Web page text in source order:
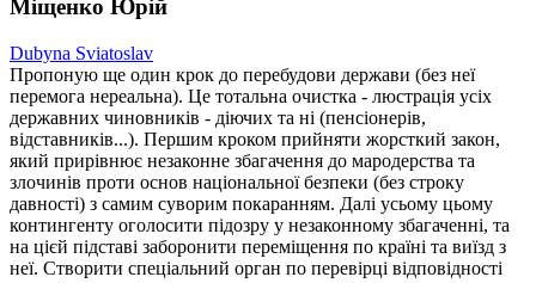
Міщенко Юрій
Dubyna Sviatoslav
Пропоную ще один крок до перебудови держави (без неї
перемога нереальна). Це тотальна очистка - люстрація усіх
державних чиновників - діючих та ні (пенсіонерів,
відставників...). Першим кроком прийняти жорсткий закон,
який прирівнює незаконне збагачення до мародерства та
злочинів проти основ національної безпеки (без строку
давності) з самим суворим покаранням. Далі усьому цьому
контингенту оголосити підозру у незаконному збагаченні, та
на цієй підставі заборонити переміщення по країні та виїзд з
неї. Створити спеціальний орган по перевірці відповідності